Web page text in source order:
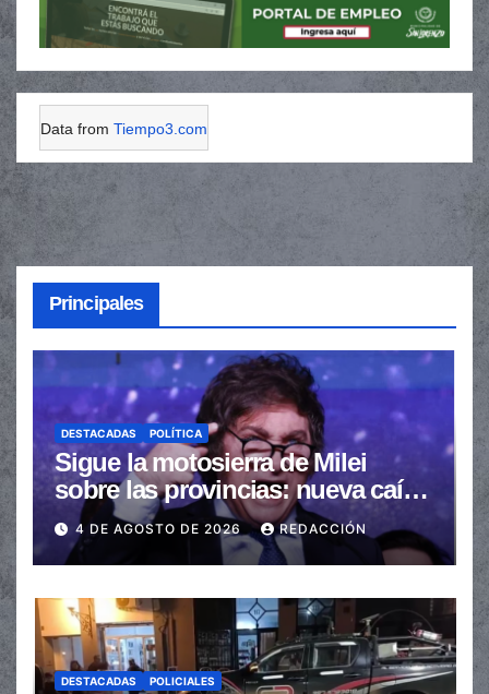
Data from Tiempo3.com
Principales
DESTACADAS POLÍTICA
Sigue la motosierra de Milei
sobre las provincias: nueva caída
de las transferencias no
automáticas
4 DE AGOSTO DE 2026 REDACCIÓN
DESTACADAS POLICIALES